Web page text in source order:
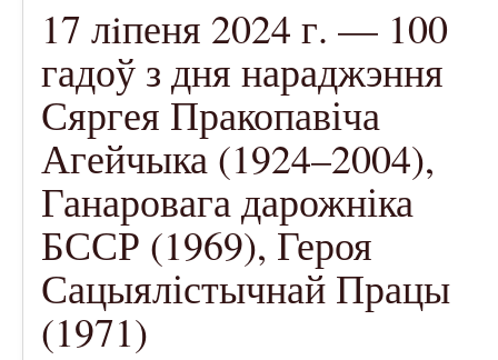
17 лiпеня 2024 г. — 100
гадоў з дня нараджэння
Сяргея Пракопавіча
Агейчыка (1924–2004),
Ганаровага дарожніка
БССР (1969), Героя
Сацыялістычнай Працы
(1971)